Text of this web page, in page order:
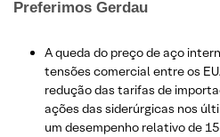
Preferimos Gerdau
A queda do preço de aço
tensões comercial entre os
redução das tarifas de
ações das siderúrgicas nos
um desempenho relativo de